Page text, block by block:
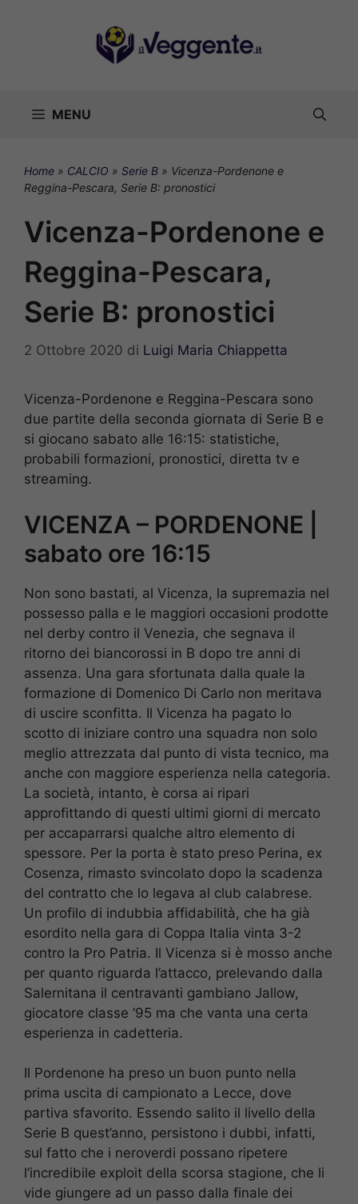
MENU
Home » CALCIO » Serie B » Vicenza-Pordenone e
Reggina-Pescara, Serie B: pronostici
Vicenza-Pordenone e
Reggina-Pescara,
Serie B: pronostici
2 Ottobre 2020 di Luigi Maria Chiappetta
Vicenza-Pordenone e Reggina-Pescara sono
due partite della seconda giornata di Serie B e
si giocano sabato alle 16:15: statistiche,
probabili formazioni, pronostici, diretta tv e
streaming.
VICENZA – PORDENONE |
sabato ore 16:15
Non sono bastati, al Vicenza, la supremazia nel
possesso palla e le maggiori occasioni prodotte
nel derby contro il Venezia, che segnava il
ritorno dei biancorossi in B dopo tre anni di
assenza. Una gara sfortunata dalla quale la
formazione di Domenico Di Carlo non meritava
di uscire sconfitta. Il Vicenza ha pagato lo
scotto di iniziare contro una squadra non solo
meglio attrezzata dal punto di vista tecnico, ma
anche con maggiore esperienza nella categoria.
La società, intanto, è corsa ai ripari
approfittando di questi ultimi giorni di mercato
per accaparrarsi qualche altro elemento di
spessore. Per la porta è stato preso Perina, ex
Cosenza, rimasto svincolato dopo la scadenza
del contratto che lo legava al club calabrese.
Un profilo di indubbia affidabilità, che ha già
esordito nella gara di Coppa Italia vinta 3-2
contro la Pro Patria. Il Vicenza si è mosso anche
per quanto riguarda l’attacco, prelevando dalla
Salernitana il centravanti gambiano Jallow,
giocatore classe ’95 ma che vanta una certa
esperienza in cadetteria.
Il Pordenone ha preso un buon punto nella
prima uscita di campionato a Lecce, dove
partiva sfavorito. Essendo salito il livello della
Serie B quest’anno, persistono i dubbi, infatti,
sul fatto che i neroverdi possano ripetere
l’incredibile exploit della scorsa stagione, che li
vide giungere ad un passo dalla finale dei